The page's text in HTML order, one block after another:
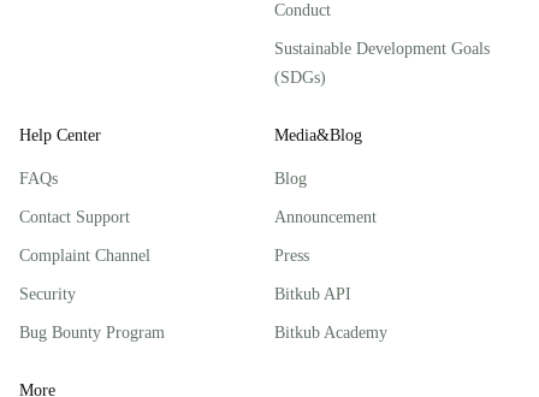
Conduct
Sustainable Development Goals
(SDGs)
Help Center
FAQs
Contact Support
Complaint Channel
Security
Bug Bounty Program
Media&Blog
Blog
Announcement
Press
Bitkub API
Bitkub Academy
More